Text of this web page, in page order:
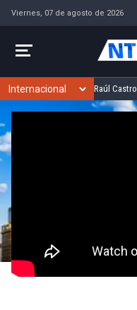
Viernes, 07 de agosto de 2026
Raúl Castro